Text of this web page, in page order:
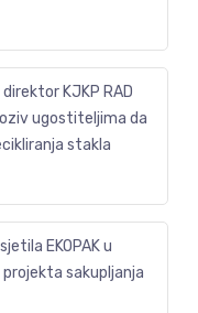
KJKP RAD
ugostiteljima da
stakla
EKOPAK u
sakupljanja